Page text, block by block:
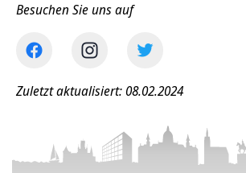
Besuchen Sie uns auf
Zuletzt aktualisiert: 08.02.2024